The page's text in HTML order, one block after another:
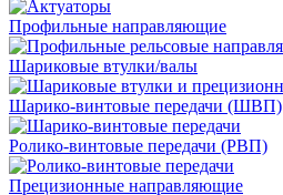
Профильные направляющие
Шариковые втулки/валы
Шарико-винтовые передачи (ШВП)
Ролико-винтовые передачи (РВП)
Прецизионные направляющие